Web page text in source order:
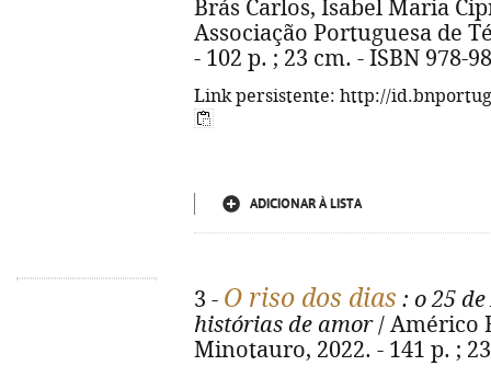
Brás Carlos, Isabel Maria
Associação Portuguesa de
- 102 p. ; 23 cm. - ISBN 978-
Link persistente: http://
ADICIONAR À LISTA
3 - O riso dos dias : o 25
histórias de amor/ Américo
Minotauro, 2022. - 141 p. ;